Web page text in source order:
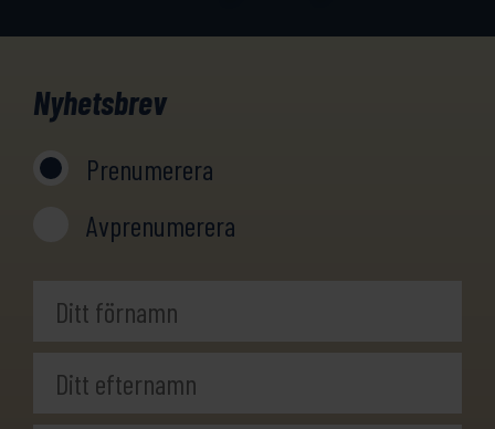
Nyhetsbrev
Prenumerera
Avprenumerera